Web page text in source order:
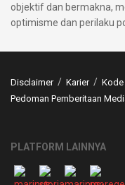
objektif dan bermakna,
optimisme dan perilaku
Disclaimer Karier Kode
Pedoman Pemberitaan
PLATFORM LAINNYA